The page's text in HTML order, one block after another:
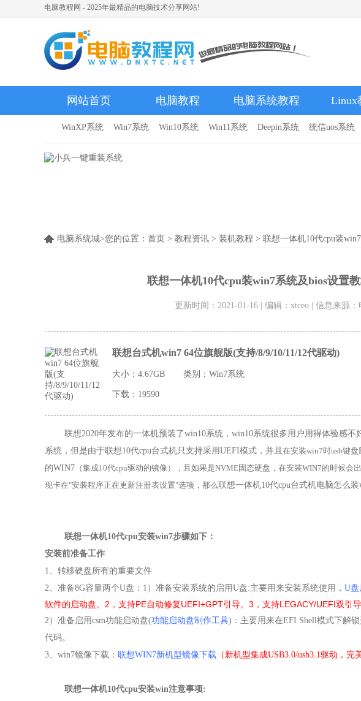
电脑教程网 - 2025年最精品的电脑技术分享网站!
网站首页 电脑教程 电脑系统教程 Linux
WinXP系统 Win7系统 Win10系统 Win11系统 Deepin系统 统信uos系统
电脑系统城>您的位置： 首页 > 教程资讯 > 装机教程 > 联想一体机10代cpu装
联想一体机10代cpu装win7系统及bios设置
更新时间：2021-01-16 | 编辑：xtceo | 信息来源
联想台式机win7 64位旗舰版(支持/8/9/10/11/12代驱动)
大小：4.67GB 类别： Win7系统
下载：19590
联想2020年发布的一体机预装了win10系统 ，win10系统很多用户用得体验感不
系统，但是由于联想10代cpu台式机只支持采用UEFI模式，并且 在安装win7时usb键
的WIN7 （集成10代cpu驱动的镜像），且如果是NVME固态硬盘，在安装WIN7的时候会
现卡在"安装程序正在更新注册表设置"选项， 那么联想一体机10代cpu台式机电脑怎么装
联想一体机10代cpu安装win7步骤如下：
安装前准备工作
1 、转移硬盘所有的重要文件
2、准备8G容量两个U盘： 1）准备安装系统的启用U盘:主要用来安装系统使用 ， U盘
软件的启动盘。2，支持PE自动修复UEFI+GPT引导。3，支持LEGACY/UEFI双引
2）准备启用csm功能启动盘(功能启动盘制作工具)：主要用来在EFI Shell模式下解锁
代码。
3、 win7镜像下载： 联想WIN7新机型镜像下载 （ 新机型集成USB3.0/usb3.1驱动，完
联想一体机10代cpu安装win注意事项: